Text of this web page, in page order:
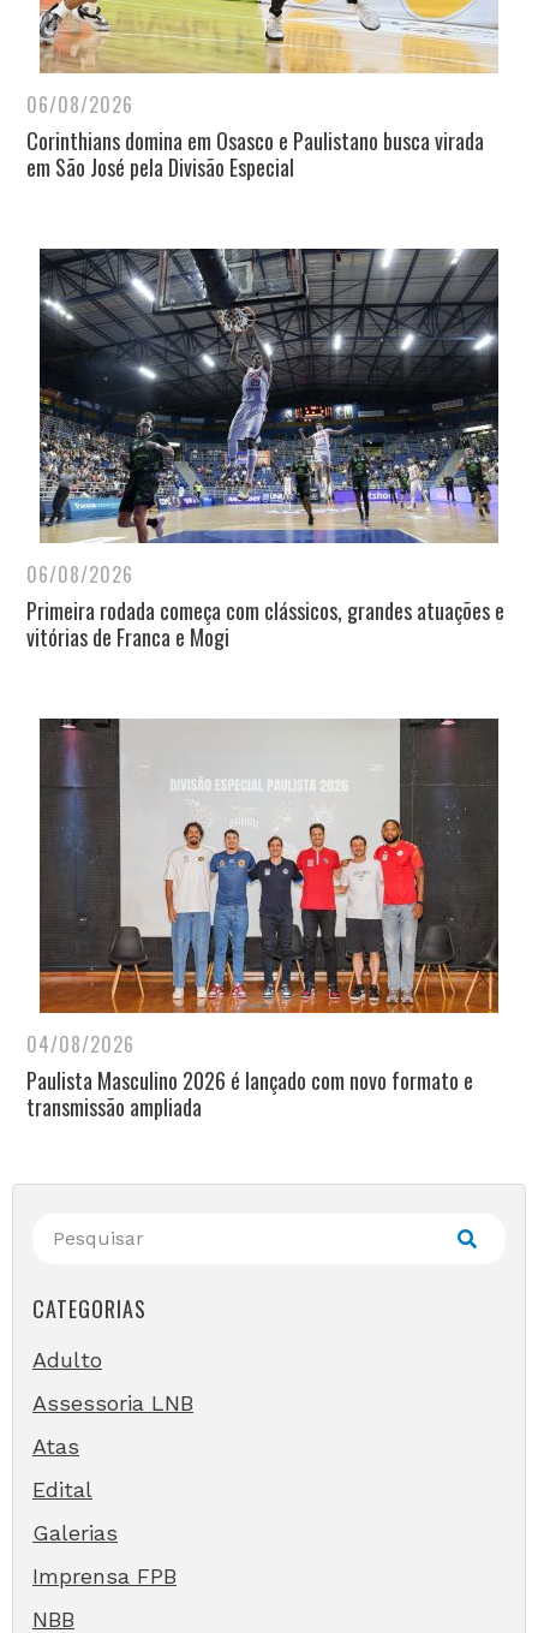
06/08/2026
Corinthians domina em Osasco e Paulistano busca virada
em São José pela Divisão Especial
06/08/2026
Primeira rodada começa com clássicos, grandes atuações e
vitórias de Franca e Mogi
04/08/2026
Paulista Masculino 2026 é lançado com novo formato e
transmissão ampliada
CATEGORIAS
Adulto
Assessoria LNB
Atas
Edital
Galerias
Imprensa FPB
NBB